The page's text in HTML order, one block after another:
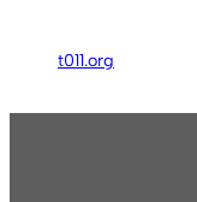
ス
t011.org